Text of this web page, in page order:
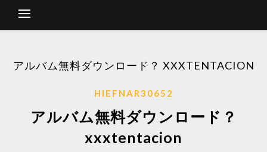
アルバム無料ダウンロード？ XXXTENTACION
HIEFNAR30652
アルバム無料ダウンロード？
xxxtentacion